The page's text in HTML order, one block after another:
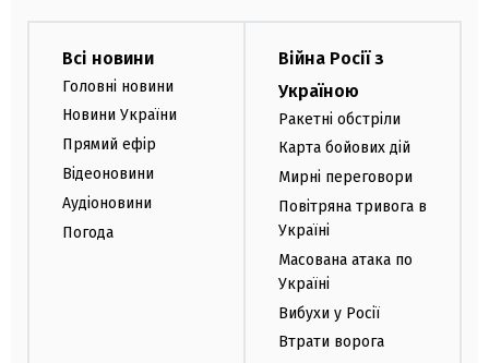
Всі новини
Головні новини
Новини України
Прямий ефір
Відеоновини
Аудіоновини
Погода
Війна Росії з
Україною
Ракетні обстріли
Карта бойових дій
Мирні переговори
Повітряна тривога в
Україні
Масована атака по
Україні
Вибухи у Росії
Втрати ворога